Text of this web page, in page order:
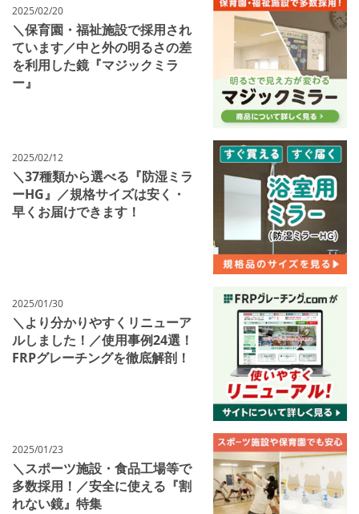
＼保育園・福祉施設で採用され
ています／中と外の明るさの差
を利用した鏡『マジックミラ
ー』
2025/02/20
＼37種類から選べる『防湿ミラ
ーHG』／規格サイズは安く・
早くお届けできます！
2025/02/12
＼より分かりやすくリニューア
ルしました！／使用事例24選！
FRPグレーチングを徹底解剖！
2025/01/30
＼スポーツ施設・食品工場等で
多数採用！／安全に使える『割
れない鏡』特集
2025/01/23